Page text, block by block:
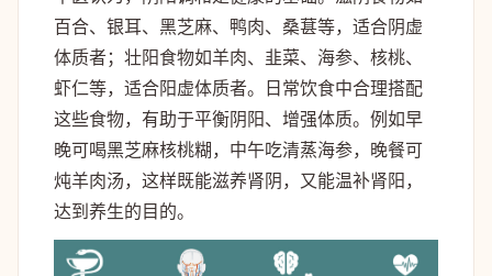
百合、银耳、黑芝麻、鸭肉、桑葚等，适合阴虚
体质者；壮阳食物如羊肉、韭菜、海参、核桃、
虾仁等，适合阳虚体质者。日常饮食中合理搭配
这些食物，有助于平衡阴阳、增强体质。例如早
晚可喝黑芝麻核桃糊，中午吃清蒸海参，晚餐可
炖羊肉汤，这样既能滋养肾阴，又能温补肾阳，
达到养生的目的。